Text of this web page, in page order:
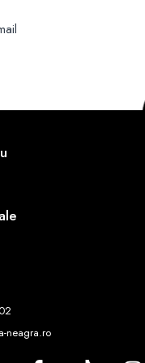
newsletter cu promoțiile
neagra.ro